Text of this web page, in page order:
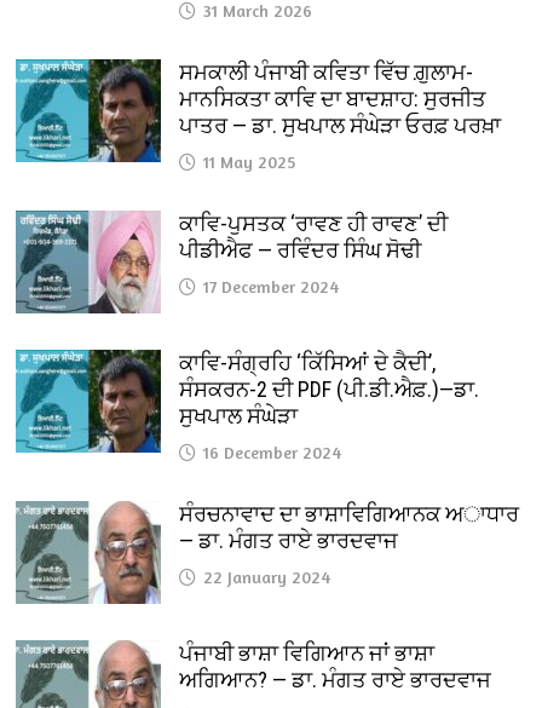
31 March 2026
ਸਮਕਾਲੀ ਪੰਜਾਬੀ ਕਵਿਤਾ ਵਿੱਚ ਗ਼ੁਲਾਮ-
ਮਾਨਸਿਕਤਾ ਕਾਵਿ ਦਾ ਬਾਦਸ਼ਾਹ: ਸੁਰਜੀਤ
ਪਾਤਰ — ਡਾ. ਸੁਖਪਾਲ ਸੰਘੇੜਾ ਓਰਫ਼ ਪਰਖ਼ਾ
11 May 2025
ਕਾਵਿ-ਪੁਸਤਕ ‘ਰਾਵਣ ਹੀ ਰਾਵਣ’ ਦੀ
ਪੀਡੀਐਫ — ਰਵਿੰਦਰ ਸਿੰਘ ਸੋਢੀ
17 December 2024
ਕਾਵਿ-ਸੰਗ੍ਰਹਿ ‘ਕਿੱਸਿਆਂ ਦੇ ਕੈਦੀ’,
ਸੰਸਕਰਨ-2 ਦੀ PDF (ਪੀ.ਡੀ.ਐਫ਼.)—ਡਾ.
ਸੁਖਪਾਲ ਸੰਘੇੜਾ
16 December 2024
ਸੰਰਚਨਾਵਾਦ ਦਾ ਭਾਸ਼ਾਵਿਗਿਆਨਕ ਅਾਧਾਰ
— ਡਾ. ਮੰਗਤ ਰਾਏ ਭਾਰਦਵਾਜ
22 January 2024
ਪੰਜਾਬੀ ਭਾਸ਼ਾ ਵਿਗਿਆਨ ਜਾਂ ਭਾਸ਼ਾ
ਅਗਿਆਨ? — ਡਾ. ਮੰਗਤ ਰਾਏ ਭਾਰਦਵਾਜ